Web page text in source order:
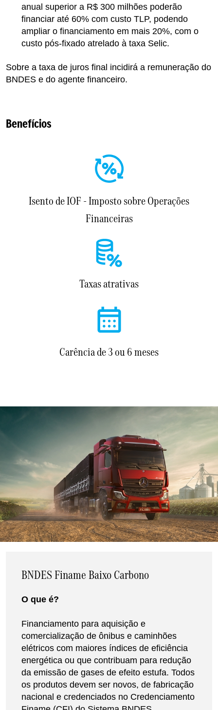
anual superior a R$ 300 milhões poderão
financiar até 60% com custo TLP, podendo
ampliar o financiamento em mais 20%, com o
custo pós-fixado atrelado à taxa Selic.
Sobre a taxa de juros final incidirá a remuneração do
BNDES e do agente financeiro.
Benefícios
Isento de IOF - Imposto sobre Operações
Financeiras
Taxas atrativas
Carência de 3 ou 6 meses
BNDES Finame Baixo Carbono
O que é?
Financiamento para aquisição e
comercialização de ônibus e caminhões
elétricos com maiores índices de eficiência
energética ou que contribuam para redução
da emissão de gases de efeito estufa. Todos
os produtos devem ser novos, de fabricação
nacional e credenciados no Credenciamento